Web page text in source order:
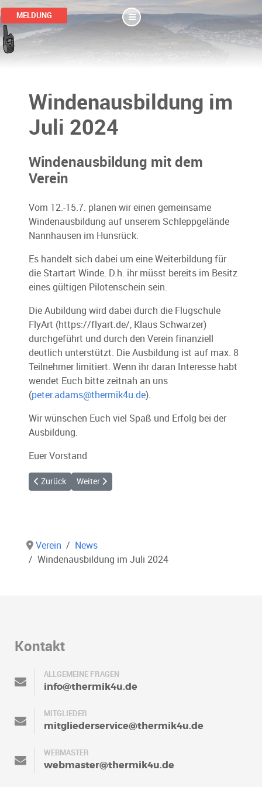
MELDUNG
Windenausbildung im
Juli 2024
Windenausbildung mit dem
Verein
Vom 12.-15.7. planen wir einen gemeinsame
Windenausbildung auf unserem Schleppgelände
Nannhausen im Hunsrück.
Es handelt sich dabei um eine Weiterbildung für
die Startart Winde. D.h. ihr müsst bereits im Besitz
eines gültigen Pilotenschein sein.
Die Aubildung wird dabei durch die Flugschule
FlyArt (https://flyart.de/, Klaus Schwarzer)
durchgeführt und durch den Verein finanziell
deutlich unterstützt. Die Ausbildung ist auf max. 8
Teilnehmer limitiert. Wenn ihr daran Interesse habt
wendet Euch bitte zeitnah an uns
(peter.adams@thermik4u.de).
Wir wünschen Euch viel Spaß und Erfolg bei der
Ausbildung.
Euer Vorstand
Vorheriger Beitrag: Schleppeinweisung am Wochenende
Zurück Nächster Beitrag: Hike & Fly zum Saisonstart
Weiter
Verein
News
Windenausbildung im Juli 2024
Kontakt
ALLGEMEINE FRAGEN
info@thermik4u.de
MITGLIEDER
mitgliederservice@thermik4u.de
WEBMASTER
webmaster@thermik4u.de